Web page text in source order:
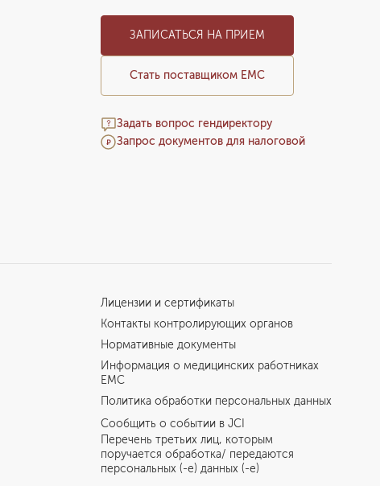
ЗАПИСАТЬСЯ НА ПРИЕМ
Стать поставщиком ЕМС
Задать вопрос гендиректору
Запрос документов для налоговой
Лицензии и сертификаты
Контакты контролирующих органов
Нормативные документы
Информация о медицинских работниках
EMC
Политика обработки персональных данных
Сообщить о событии в JCI
Перечень третьих лиц, которым
поручается обработка/ передаются
персональных (-е) данных (-е)